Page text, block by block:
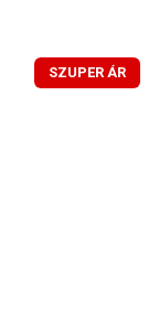
SZUPER ÁR